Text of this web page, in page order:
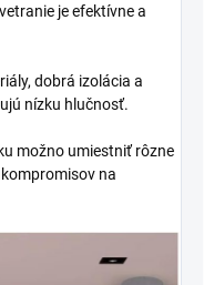
je efektívne a
dobrá izolácia a
nízku hlučnosť.
možno umiestniť rôzne
na